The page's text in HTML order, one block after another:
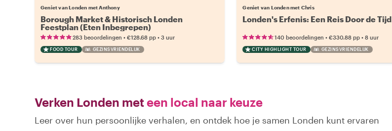
Geniet van Londen met Anthony
Borough Market & Historisch Londen
Feestplan (Eten Inbegrepen)
283 beoordelingen • €128.68 pp • 3 uur
FOOD TOUR GEZINSVRIENDELIJK
Geniet van Londen met Chris
Londen's Erfenis: Een Reis Door de Tijd
140 beoordelingen •€330.88 pp •8 uur
CITY HIGHLIGHT TOUR GEZINSVRIENDELIJK
Verken Londen meteen local naar keuze
Leer over hun persoonlijke verhalen, en ontdek hoe je samen Londen kunt ervaren